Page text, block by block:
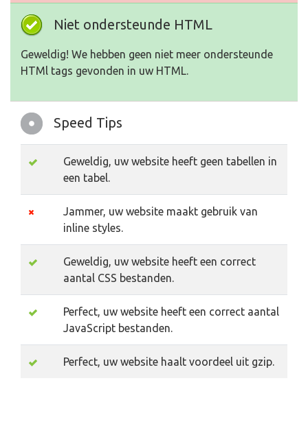
Niet ondersteunde HTML
Geweldig! We hebben geen niet meer ondersteunde
HTMl tags gevonden in uw HTML.
Speed Tips
Geweldig, uw website heeft geen tabellen in
een tabel.
Jammer, uw website maakt gebruik van
inline styles.
Geweldig, uw website heeft een correct
aantal CSS bestanden.
Perfect, uw website heeft een correct aantal
JavaScript bestanden.
Perfect, uw website haalt voordeel uit gzip.